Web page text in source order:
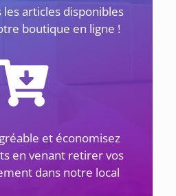
1 avril 2026
SIÈCLE ET LES JUSTES –
articles disponibles
boutique en ligne !
et économisez
en venant retirer vos
dans notre local